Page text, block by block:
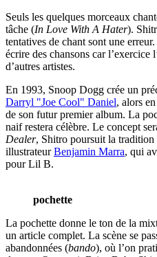
Seuls les quelques morceaux
tâche (In Love With A Hater).
tentatives de chant sont une
écrire des chansons car l’exercice
d’autres artistes.
En 1993, Snoop Dogg crée un
Darryl "Joe Cool" Daniel, alors
de son futur premier album. La
naif restera célèbre. Le concept
Dealer, Shitro poursuit la tradition
illustrateurBenjamin Marra, qui
pour Lil B.
pochette
La pochette donne le ton de la
un article complet. La scène se
abandonnées (bando), où l’on